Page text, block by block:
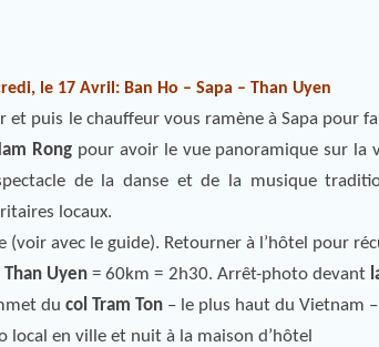
le 17 Avril: Ban Ho – Sapa – Than Uyen
et puis le chauffeur vous ramène à Sapa pour
Rong pour avoir le vue panoramique sur la
de la danse et de la musique
locaux.
(voir avec le guide). Retourner à l’hôtel pour
Than Uyen = 60km = 2h30. Arrêt-photo devant
du col Tram Ton – le plus haut du Vietnam
local en ville et nuit à la maison d’hôtel